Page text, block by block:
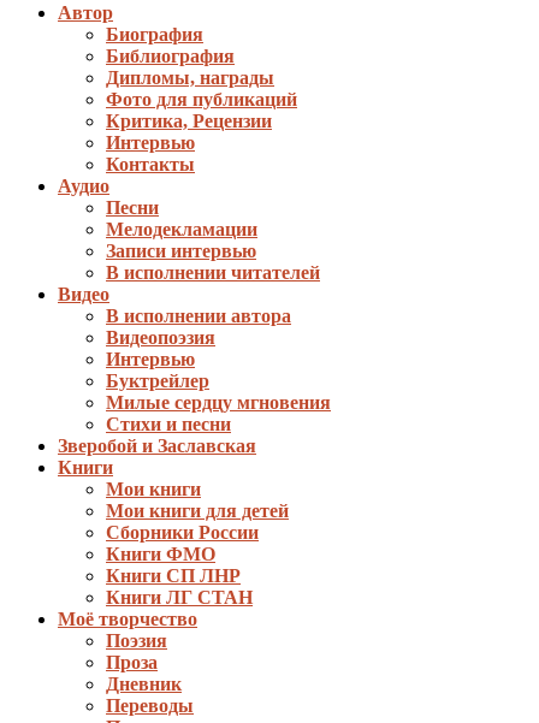
Автор
Биография
Библиография
Дипломы, награды
Фото для публикаций
Критика, Рецензии
Интервью
Контакты
Аудио
Песни
Мелодекламации
Записи интервью
В исполнении читателей
Видео
В исполнении автора
Видеопоэзия
Интервью
Буктрейлер
Милые сердцу мгновения
Стихи и песни
Зверобой и Заславская
Книги
Мои книги
Мои книги для детей
Сборники России
Книги ФМО
Книги СП ЛНР
Книги ЛГ СТАН
Моё творчество
Поэзия
Проза
Дневник
Переводы